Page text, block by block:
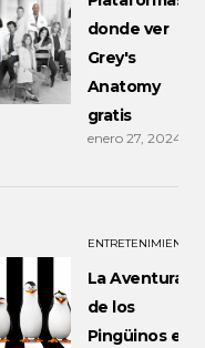
donde ver
Grey's
Anatomy
gratis
enero 27, 2024
ENTRETENIMIENTO
La Aventura
de los
Pingüinos en